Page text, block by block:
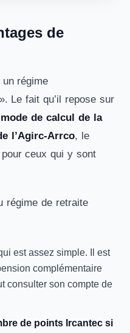
de
un régime
Le fait qu’il repose sur
de calcul de la
l’Agirc-Arrco, le
ceux qui y sont
régime de retraite
est assez simple. Il est
complémentaire
consulter son compte de
de points Ircantec si